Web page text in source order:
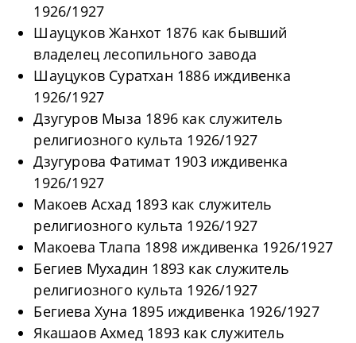
1926/1927
Шауцуков Жанхот 1876 как бывший
владелец лесопильного завода
Шауцуков Суратхан 1886 иждивенка
1926/1927
Дзугуров Мыза 1896 как служитель
религиозного культа 1926/1927
Дзугурова Фатимат 1903 иждивенка
1926/1927
Макоев Асхад 1893 как служитель
религиозного культа 1926/1927
Макоева Тлапа 1898 иждивенка 1926/1927
Бегиев Мухадин 1893 как служитель
религиозного культа 1926/1927
Бегиева Хуна 1895 иждивенка 1926/1927
Якашаов Ахмед 1893 как служитель